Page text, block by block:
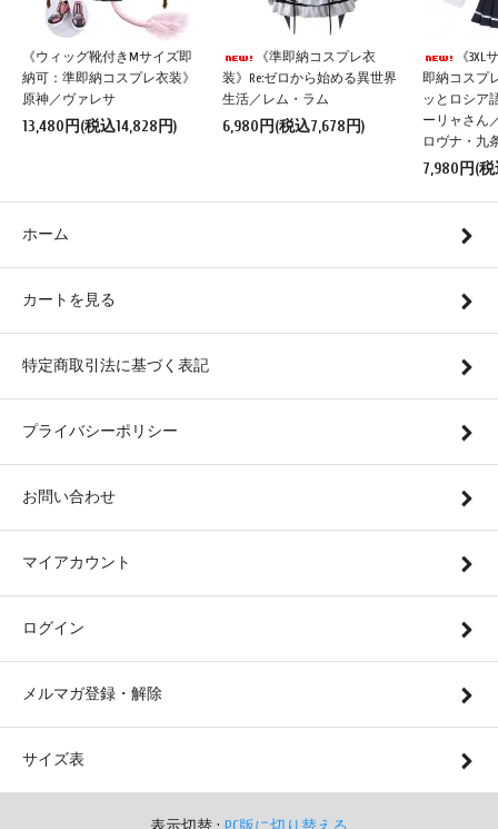
《ウィッグ靴付きMサイズ即
納可：準即納コスプレ衣装》
原神／ヴァレサ
13,480円(税込14,828円)
《準即納コスプレ衣
装》Re:ゼロから始める異世界
生活／レム・ラム
6,980円(税込7,678円)
《
即納コスプ
ッとロシア
ーリャさん
ロヴナ・九
7,980円(
ホーム
カートを見る
特定商取引法に基づく表記
プライバシーポリシー
お問い合わせ
マイアカウント
ログイン
メルマガ登録・解除
サイズ表